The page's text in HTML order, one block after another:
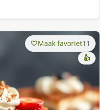
Maak favoriet11
👍